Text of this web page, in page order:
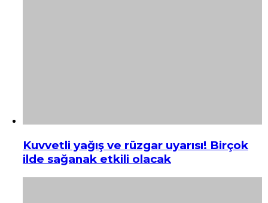
Kuvvetli yağış ve rüzgar uyarısı! Birçok
ilde sağanak etkili olacak